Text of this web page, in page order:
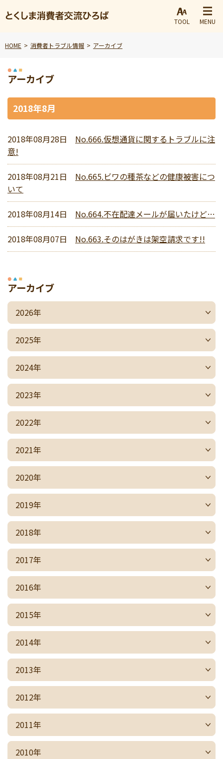
TOOL MENU
HOME 消費者トラブル情報 アーカイブ
アーカイブ
2018年8月
2018年08月28日
No.666.仮想通貨に関するトラブルに注
意!
2018年08月21日
No.665.ビワの種茶などの健康被害につ
いて
2018年08月14日 No.664.不在配達メールが届いたけど…
2018年08月07日 No.663.そのはがきは架空請求です!!
アーカイブ
2026年
2025年
2024年
2023年
2022年
2021年
2020年
2019年
2018年
2017年
2016年
2015年
2014年
2013年
2012年
2011年
2010年